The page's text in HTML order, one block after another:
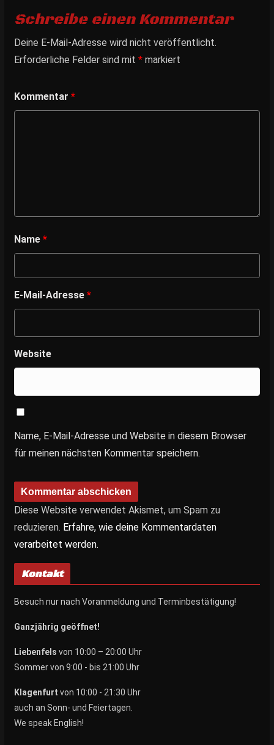
Schreibe einen Kommentar
Deine E-Mail-Adresse wird nicht veröffentlicht.
Erforderliche Felder sind mit *markiert
Kommentar *
Name *
E-Mail-Adresse *
Website
Name, E-Mail-Adresse und Website in diesem Browser
für meinen nächsten Kommentar speichern.
Diese Website verwendet Akismet, um Spam zu
reduzieren. Erfahre, wie deine Kommentardaten
verarbeitet werden.
Kontakt
Besuch nur nach Voranmeldung und Terminbestätigung!
Ganzjährig geöffnet!
Liebenfels von 10:00 – 20:00 Uhr
Sommer von 9:00 - bis 21:00 Uhr
Klagenfurt von 10:00 - 21:30 Uhr
auch an Sonn- und Feiertagen.
We speak English!